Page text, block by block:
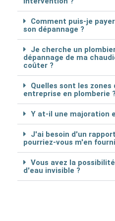
Comment puis-je
son dépannage ?
Je cherche un
dépannage de ma
coûter ?
Quelles sont les
entreprise en plomberie ?
Y at-il une majoration
J'ai besoin d'un
pourriez-vous m'en
Vous avez la
d'eau invisible ?